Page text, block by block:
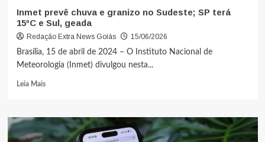
Inmet prevê chuva e granizo no Sudeste; SP terá
15ºC e Sul, geada
Redação Extra News Goiás
15/06/2026
Brasília, 15 de abril de 2024 – O Instituto Nacional de
Meteorologia (Inmet) divulgou nesta...
Leia Mais